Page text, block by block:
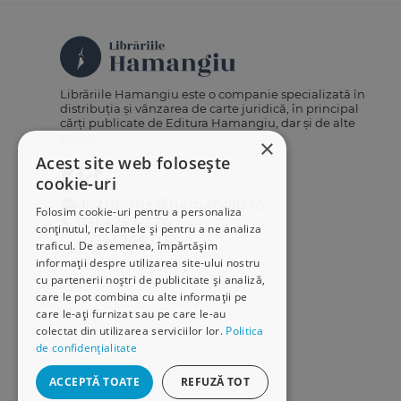
×
Acest site web folosește
cookie-uri
Folosim cookie-uri pentru a personaliza
conținutul, reclamele și pentru a ne analiza
traficul. De asemenea, împărtășim
informații despre utilizarea site-ului nostru
cu partenerii noștri de publicitate și analiză,
care le pot combina cu alte informații pe
care le-ați furnizat sau pe care le-au
colectat din utilizarea serviciilor lor. Politica
de confidențialitate
ACCEPTĂ TOATE REFUZĂ TOT
Librăriile Hamangiu este o companie specializată în
distribuția și vânzarea de carte juridică, în principal
cărți publicate de Editura Hamangiu, dar și de alte
distributie@hamangiu.ro
031 425 42 24
0741 244 032